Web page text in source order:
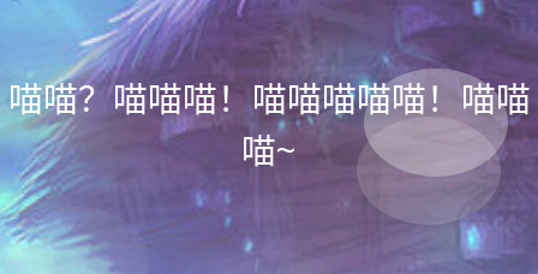
喵喵？喵喵喵！喵喵喵喵喵！喵喵
喵~